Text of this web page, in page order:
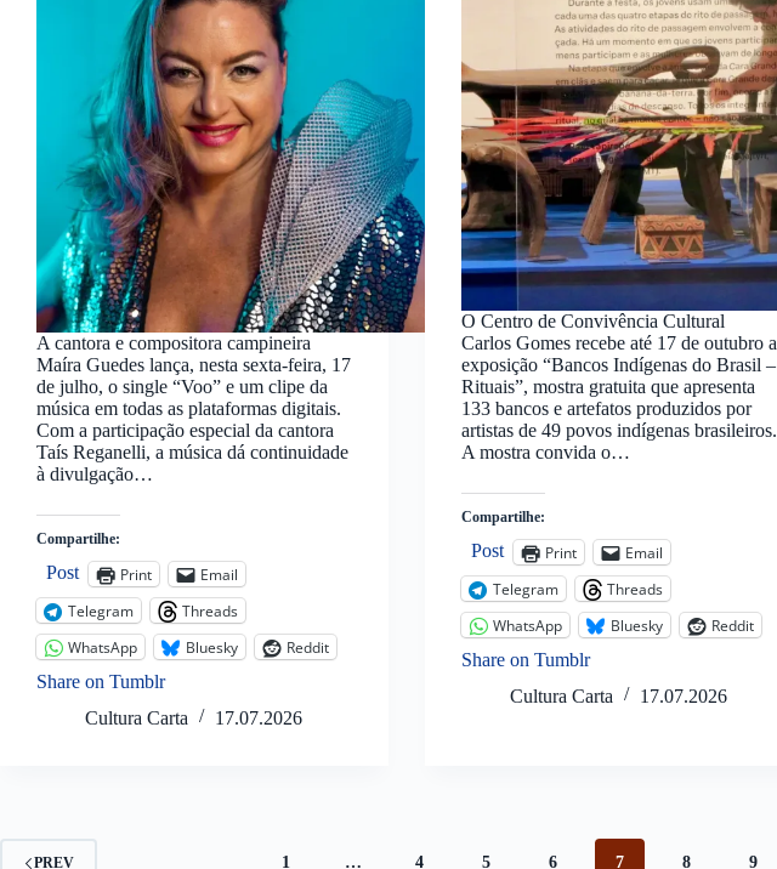
A cantora e compositora campineira
Maíra Guedes lança, nesta sexta-feira, 17
de julho, o single “Voo” e um clipe da
música em todas as plataformas digitais.
Com a participação especial da cantora
Taís Reganelli, a música dá continuidade
à divulgação…
Compartilhe:
Post Print
Email
Telegram
Threads
WhatsApp
Bluesky
Reddit
Share on Tumblr
Cultura Carta
17.07.2026
O Centro de Convivência Cultural
Carlos Gomes recebe até 17 de outubro a
exposição “Bancos Indígenas do Brasil –
Rituais”, mostra gratuita que apresenta
133 bancos e artefatos produzidos por
artistas de 49 povos indígenas brasileiros.
A mostra convida o…
Compartilhe:
Post Print
Email
Telegram
Threads
WhatsApp
Bluesky
Reddit
Share on Tumblr
Cultura Carta
17.07.2026
PREV 1 … 4 5 6 7 8 9